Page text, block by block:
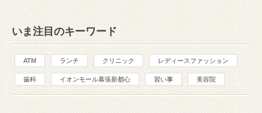
いま注目のキーワード
ATM ランチ クリニック レディースファッション
歯科 イオンモール幕張新都心 習い事 美容院